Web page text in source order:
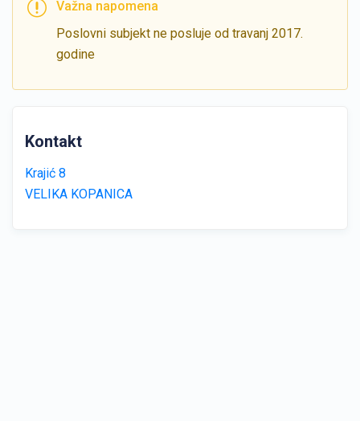
Važna napomena
Poslovni subjekt ne posluje od travanj 2017.
godine
Kontakt
Krajić 8
VELIKA KOPANICA